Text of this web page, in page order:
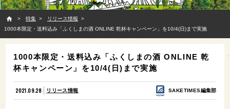
特集
リリース情報
1000本限定・送料込み「ふくしまの酒 ONLINE 乾杯キャンペーン」を10/4(日)まで実施
1000本限定・送料込み「ふくしまの酒 ONLINE 乾
杯キャンペーン」を10/4(日)まで実施
2021.09.28 リリース情報 SAKETIMES編集部